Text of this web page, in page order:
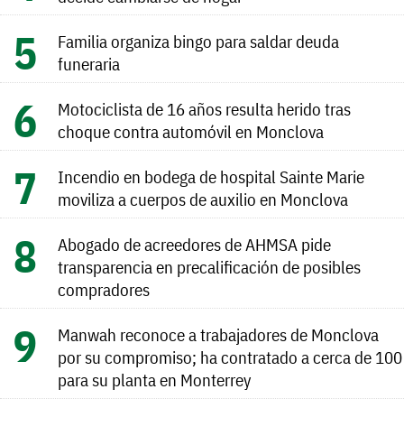
Familia organiza bingo para saldar deuda
funeraria
Motociclista de 16 años resulta herido tras
choque contra automóvil en Monclova
Incendio en bodega de hospital Sainte Marie
moviliza a cuerpos de auxilio en Monclova
Abogado de acreedores de AHMSA pide
transparencia en precalificación de posibles
compradores
Manwah reconoce a trabajadores de Monclova
por su compromiso; ha contratado a cerca de 100
para su planta en Monterrey